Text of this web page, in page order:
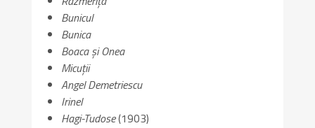
Bunicul
Bunica
Boaca și Onea
Micuții
Angel Demetriescu
Irinel
Hagi-Tudose(1903)